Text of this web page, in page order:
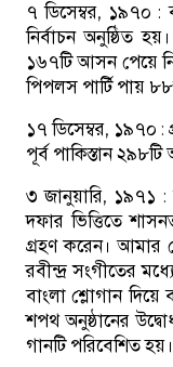
৭ ডিসেম্বর, ১৯৭০ :
নির্বাচন অনুষ্ঠিত
১৬৭টি আসন পেয়ে
পিপলস পার্টি পায়
১৭ ডিসেম্বর, ১৯৭০ :
পূর্ব পাকিস্তান
৩ জানুয়ারি, ১৯৭১ :
দফার ভিত্তিতে
গ্রহণ করেন। আমার
রবীন্দ্র সংগীতের
বাংলা শ্লোগান দিয়ে
শপথ অনুষ্ঠানের
গানটি পরিবেশিত হয়।